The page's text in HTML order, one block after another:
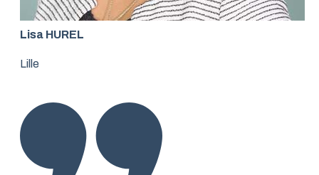
Lisa HUREL
Lille